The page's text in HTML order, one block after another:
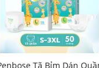
Tã Bỉm Dán